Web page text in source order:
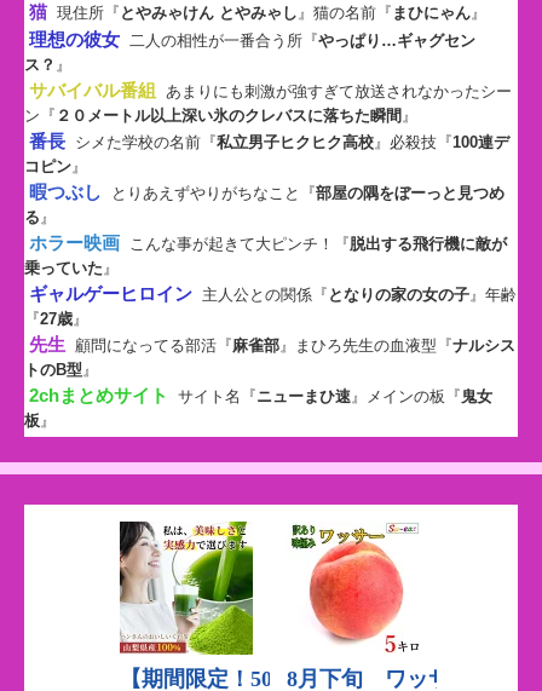
猫 現住所『 とやみゃけん とやみゃし』猫の名前『 まひにゃん』
理想の彼女 二人の相性が一番合う所『やっぱり…ギャグセン
ス？ 』
サバイバル番組
あまりにも刺激が強すぎて放送されなかったシー
ン『 ２０メートル以上深い氷のクレバスに落ちた瞬間 』
番長 シメた学校の名前『私立男子ヒクヒク高校』必殺技『100連デ
コピン』
暇つぶし とりあえずやりがちなこと『部屋の隅をぼーっと見つめ
る』
ホラー映画 こんな事が起きて大ピンチ！『脱出する飛行機に敵が
乗っていた』
ギャルゲーヒロイン 主人公との関係『 となりの家の女の子』年齢
『27歳』
先生 顧問になってる部活『麻雀部』まひろ先生の血液型『ナルシス
トのB型』
2chまとめサイト サイト名『ニューまひ速』メインの板『 鬼女
板』